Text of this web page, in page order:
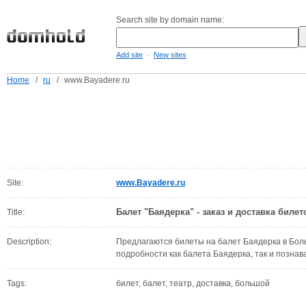
Search site by domain name:
Add site - New sites
Home / ru / www.Bayadere.ru
Site: www.Bayadere.ru
Title: Балет "Баядерка" - заказ и доставка
Description:
Предлагаются билеты на балет Баядерка в
подробности как балета Баядерка, так и
Tags: билет, балет, театр, доставка, большой